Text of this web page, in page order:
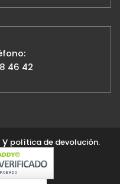
46 42
y política de devolución.